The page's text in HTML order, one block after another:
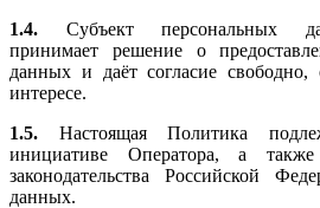
1.4. Субъект персональных
принимает решение о
данных и даёт согласие
интересе.
1.5. Настоящая Политика
инициативе Оператора, а
законодательства Российской
данных.